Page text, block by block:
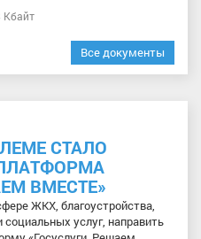
Кбайт
Все документы
СТАЛО
ВМЕСТЕ»
ЖКХ, благоустройства,
социальных услуг, направить